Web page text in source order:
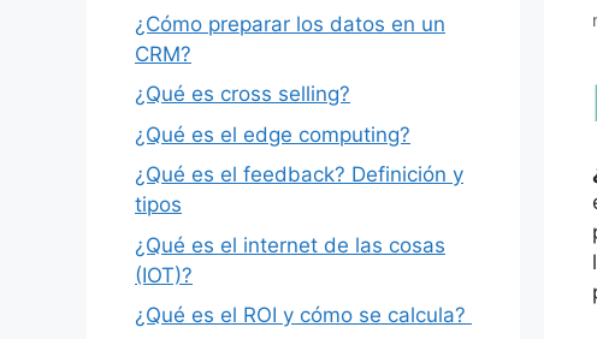
¿Cómo preparar los datos en un
CRM?
¿Qué es cross selling?
¿Qué es el edge computing?
¿Qué es el feedback? Definición y
tipos
¿Qué es el internet de las cosas
(IOT)?
¿Qué es el ROI y cómo se calcula?